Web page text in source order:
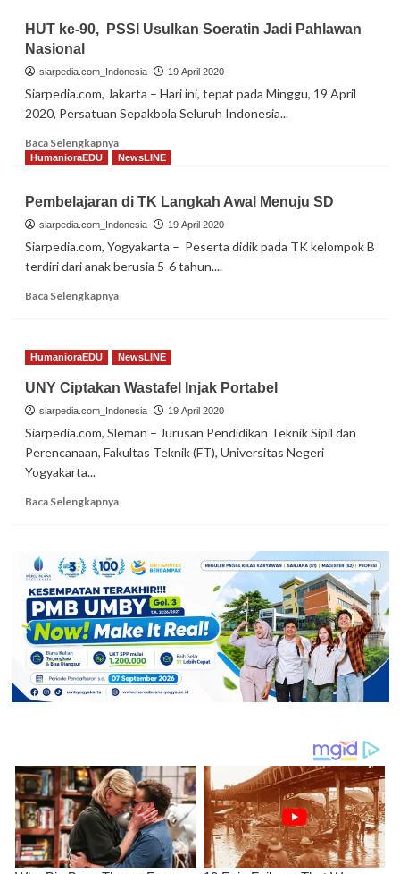
HUT ke-90, PSSI Usulkan Soeratin Jadi Pahlawan
Nasional
siarpedia.com_Indonesia 19 April 2020
Siarpedia.com, Jakarta – Hari ini, tepat pada Minggu, 19 April
2020, Persatuan Sepakbola Seluruh Indonesia...
Baca SelengkapnyaRead
more
ke-
90,
PSSI
Usulkan
Jadi
HumanioraEDU NewsLINE
Pembelajaran di TK Langkah Awal Menuju SD
siarpedia.com_Indonesia 19 April 2020
Siarpedia.com, Yogyakarta – Peserta didik pada TK kelompok B
terdiri dari anak berusia 5-6 tahun....
Baca SelengkapnyaRead
di
Langkah
Awal
Menuju
SD
HumanioraEDU NewsLINE
UNY Ciptakan Wastafel Injak Portabel
siarpedia.com_Indonesia 19 April 2020
Siarpedia.com, Sleman – Jurusan Pendidikan Teknik Sipil dan
Perencanaan, Fakultas Teknik (FT), Universitas Negeri
Yogyakarta...
Baca SelengkapnyaRead
Ciptakan
Wastafel
Injak
Portabel